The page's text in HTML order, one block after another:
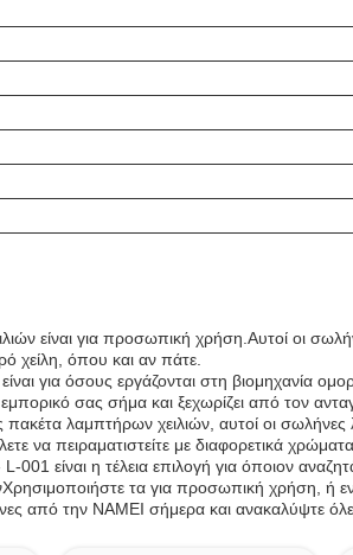
είναι για προσωπική χρήση.Αυτοί οι
χείλη, όπου και αν πάτε.
για όσους εργάζονται στη βιομηχανία
σας σήμα και ξεχωρίζει από τον
λαμπτήρων χειλιών, αυτοί οι
να πειραματιστείτε με διαφορετικά
001 είναι η τέλεια επιλογή για όποιον
τα για προσωπική χρήση, ή
από την NAMEI σήμερα και ανακαλύψτε